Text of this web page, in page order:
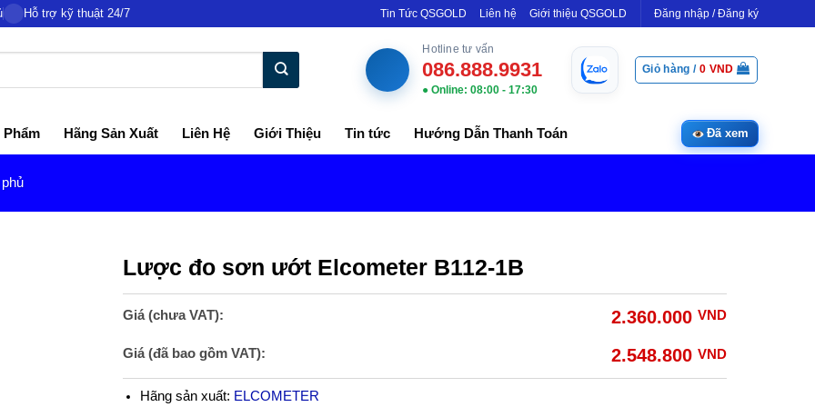
Hỗ trợ kỹ thuật 24/7 Tin Tức QSGOLD Liên hệ Giới thiệu QSGOLD Đăng nhập / Đăng ký
Hotline tư vấn
086.888.9931
● Online: 08:00 - 17:30
Giỏ hàng / 0 VND
Phẩm Hãng Sản Xuất Liên Hệ Giới Thiệu Tin tức Hướng Dẫn Thanh Toán Đã xem
Lược đo sơn ướt Elcometer B112-1B
Giá (chưa VAT): 2.360.000VND
Giá (đã bao gồm VAT): 2.548.800VND
Hãng sản xuất: ELCOMETER